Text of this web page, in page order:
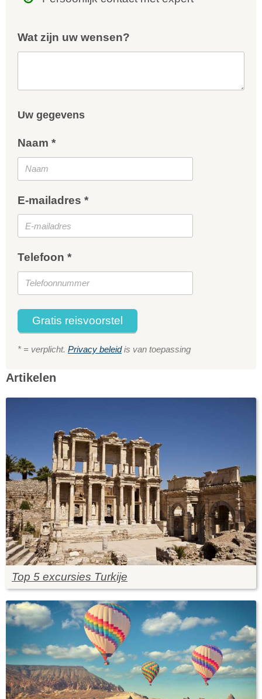
Wat zijn uw wensen?
Uw gegevens
Naam *
E-mailadres *
Telefoon *
Gratis reisvoorstel
* = verplicht. Privacy beleidis van toepassing
Artikelen
Top 5 excursies Turkije